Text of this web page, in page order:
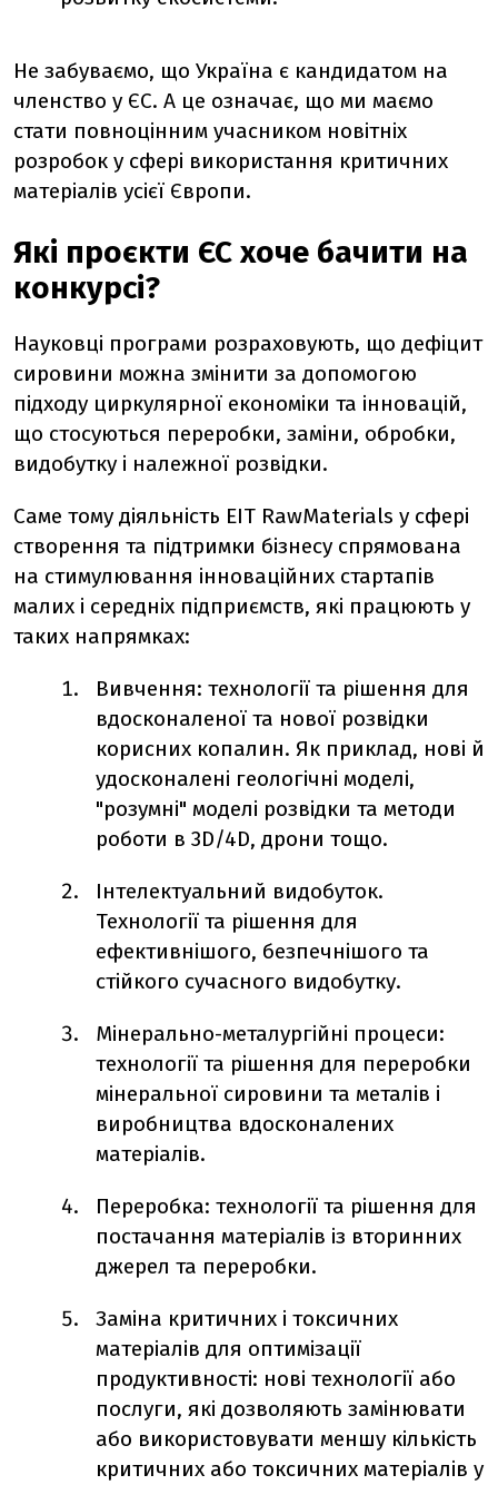
Не забуваємо, що Україна є кандидатом на
членство у ЄС. А це означає, що ми маємо
стати повноцінним учасником новітніх
розробок у сфері використання критичних
матеріалів усієї Європи.
Які проєкти ЄС хоче бачити на
конкурсі?
Науковці програми розраховують, що дефіцит
сировини можна змінити за допомогою
підходу циркулярної економіки та інновацій,
що стосуються переробки, заміни, обробки,
видобутку і належної розвідки.
Саме тому діяльність EIT RawMaterials у сфері
створення та підтримки бізнесу спрямована
на стимулювання інноваційних стартапів
малих і середніх підприємств, які працюють у
таких напрямках:
Вивчення: технології та рішення для
вдосконаленої та нової розвідки
корисних копалин. Як приклад, нові й
удосконалені геологічні моделі,
"розумні" моделі розвідки та методи
роботи в 3D/4D, дрони тощо.
Інтелектуальний видобуток.
Технології та рішення для
ефективнішого, безпечнішого та
стійкого сучасного видобутку.
Мінерально-металургійні процеси:
технології та рішення для переробки
мінеральної сировини та металів і
виробництва вдосконалених
матеріалів.
Переробка: технології та рішення для
постачання матеріалів із вторинних
джерел та переробки.
Заміна критичних і токсичних
матеріалів для оптимізації
продуктивності: нові технології або
послуги, які дозволяють замінювати
або використовувати меншу кількість
критичних або токсичних матеріалів у